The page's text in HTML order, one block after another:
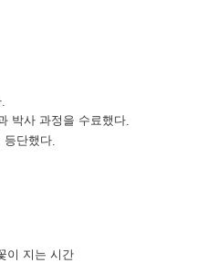
박사 과정을 수료했다.
등단했다
이 지는 시간